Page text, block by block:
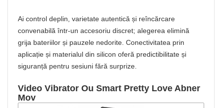
Ai control deplin, varietate autentică și reîncărcare
convenabilă într-un accesoriu discret; alegerea elimină
grija bateriilor și pauzele nedorite. Conectivitatea prin
aplicație și materialul din silicon oferă predictibilitate și
siguranță pentru sesiuni fără surprize.
Video Vibrator Ou Smart Pretty Love Abner
Mov